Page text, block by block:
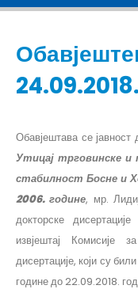
24.09.2018.
Обавјештава се јавност
Утицај трговинске и
стабилност Босне и
2006. године, мр.
докторске
извјештај Комисије
дисертације, који су
године до 22.09.2018.